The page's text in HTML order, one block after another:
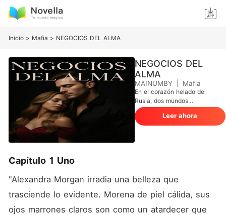
Inicio > Mafia > NEGOCIOS DEL ALMA
NEGOCIOS DEL
ALMA
MAINUMBY Mafia
En el corazón helado de
Rusia, dos mundos
destinados a chocar
comienzan a arder.
Alexandra Morgan, una
imperio Morgan en tierras
peligrosas. Pero lo que no
esperaba era toparse con el
rey indiscutible de los bajos
Leer ahora
Capítulo 1 Uno
"Alexandra Morgan irradia una belleza que
trasciende lo evidente. Morena de piel cálida, sus
ojos marrones claros son como un atardecer que